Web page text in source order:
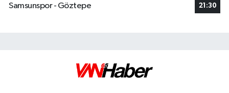
Samsunspor - Göztepe
21:30